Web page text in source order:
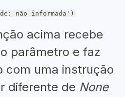
não informada' )
acima recebe
parâmetro e faz
com uma instrução
diferente de None